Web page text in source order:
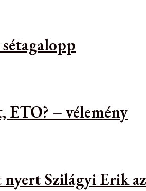
ETO? – vélemény
Szilágyi Erik